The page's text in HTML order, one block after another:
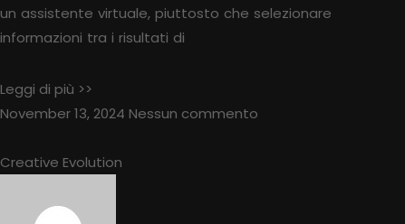
un assistente virtuale, piuttosto che selezionare
informazioni tra i risultati di
Leggi di più >>
November 13, 2024 Nessun commento
Creative Evolution